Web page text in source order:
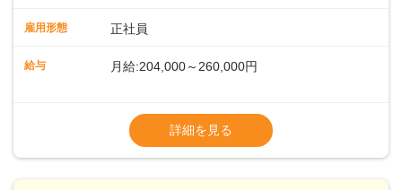
業務に馴染める環境です。「カフェの接客は初めて」という
ッフとして経験を積んだ後、店長を目指してみませんか。売
よ♪あなたも、無理なくステップアップできる環境で、少しず
つ成長していきませんか？
雇用形態 正社員
給与 月給:204,000～260,000円
ます・東日本エリア：月給21万4000～27万
※経験・スキルを考慮の上、決定します。
※別途、残業代および各種手当あり
詳細を見る